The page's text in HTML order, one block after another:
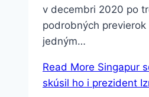
v decembri 2020 po
podrobných
jedným…
Read More Singapur
skúsil ho i prezident